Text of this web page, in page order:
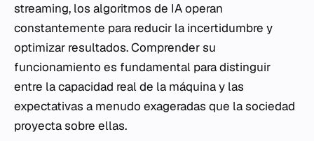
streaming, los algoritmos de IA operan
constantemente para reducir la incertidumbre y
optimizar resultados. Comprender su
funcionamiento es fundamental para distinguir
entre la capacidad real de la máquina y las
expectativas a menudo exageradas que la sociedad
proyecta sobre ellas.